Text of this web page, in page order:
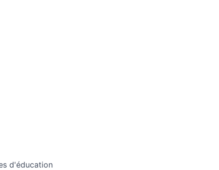
d'éducation